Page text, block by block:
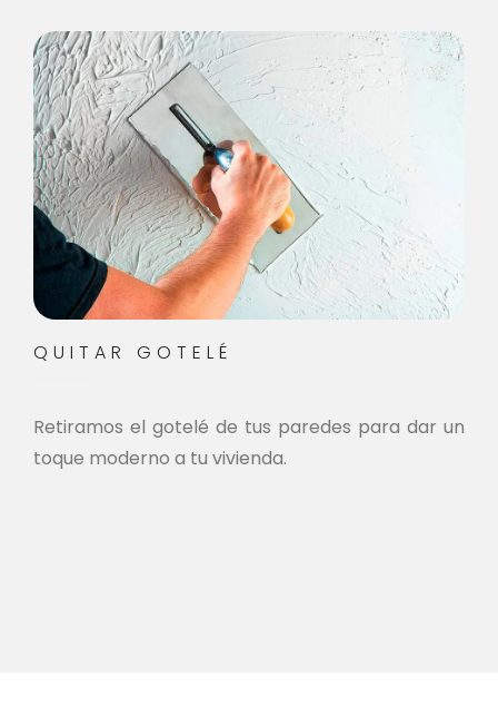
QUITAR GOTELÉ
Retiramos el gotelé de tus paredes para dar un
toque moderno a tu vivienda.